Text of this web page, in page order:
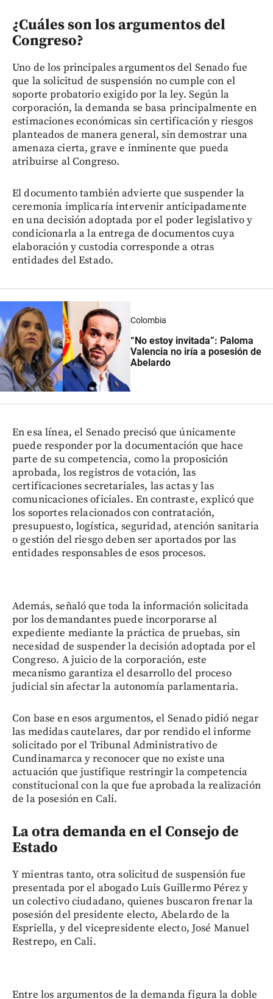
¿Cuáles son los argumentos del
Congreso?
Uno de los principales argumentos del Senado fue
que la solicitud de suspensión no cumple con el
soporte probatorio exigido por la ley. Según la
corporación, la demanda se basa principalmente en
estimaciones económicas sin certificación y riesgos
planteados de manera general, sin demostrar una
amenaza cierta, grave e inminente que pueda
atribuirse al Congreso.
El documento también advierte que suspender la
ceremonia implicaría intervenir anticipadamente
en una decisión adoptada por el poder legislativo y
condicionarla a la entrega de documentos cuya
elaboración y custodia corresponde a otras
entidades del Estado.
Colombia
“No estoy invitada”: Paloma
Valencia no iría a posesión de
Abelardo
En esa línea, el Senado precisó que únicamente
puede responder por la documentación que hace
parte de su competencia, como la proposición
aprobada, los registros de votación, las
certificaciones secretariales, las actas y las
comunicaciones oficiales. En contraste, explicó que
los soportes relacionados con contratación,
presupuesto, logística, seguridad, atención sanitaria
o gestión del riesgo deben ser aportados por las
entidades responsables de esos procesos.
Además, señaló que toda la información solicitada
por los demandantes puede incorporarse al
expediente mediante la práctica de pruebas, sin
necesidad de suspender la decisión adoptada por el
Congreso. A juicio de la corporación, este
mecanismo garantiza el desarrollo del proceso
judicial sin afectar la autonomía parlamentaria.
Con base en esos argumentos, el Senado pidió negar
las medidas cautelares, dar por rendido el informe
solicitado por el Tribunal Administrativo de
Cundinamarca y reconocer que no existe una
actuación que justifique restringir la competencia
constitucional con la que fue aprobada la realización
de la posesión en Cali.
La otra demanda en el Consejo de
Estado
Y mientras tanto, otra solicitud de suspensión fue
presentada por el abogado Luis Guillermo Pérez y
un colectivo ciudadano, quienes buscaron frenar la
posesión del presidente electo, Abelardo de la
Espriella, y del vicepresidente electo, José Manuel
Restrepo, en Cali.
Entre los argumentos de la demanda figura la doble